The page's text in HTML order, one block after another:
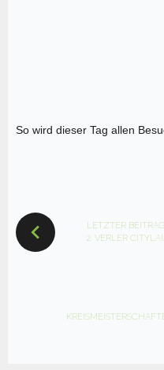
So wird dieser Tag allen
LETZTER BEITRAG
2. VERLER